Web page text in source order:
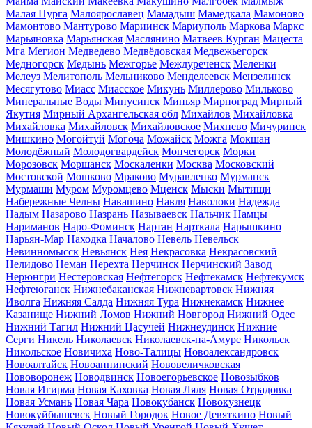
Малая Пурга Малоярославец Мамадыш Мамедкала Мамоново
Мамонтово Мантурово Мариинск Мариуполь Маркова Маркс
Марьяновка Марьянская Маслянино Матвеев Курган Мацеста
Мга Мегион Медведево Медвёдовская Медвежьегорск
Медногорск Медынь Межгорье Междуреченск Меленки
Мелеуз Мелитополь Мельниково Менделеевск Мензелинск
Месягутово Миасс Миасское Микунь Миллерово Мильково
Минеральные Воды Минусинск Миньяр Мирноград Мирный
Якутия Мирный Архангельская обл Михайлов Михайловка
Михайловка Михайловск Михайловское Михнево Мичуринск
Мишкино Могойтуй Могоча Можайск Можга Мокшан
Молодёжный Молодогвардейск Мончегорск Морки
Морозовск Моршанск Москаленки Москва Московский
Мостовской Мошково Мраково Муравленко Мурманск
Мурмаши Муром Муромцево Мценск Мыски Мытищи
Набережные Челны Навашино Навля Наволоки Надежда
Надым Назарово Назрань Называевск Нальчик Намцы
Нариманов Наро-Фоминск Нартан Нарткала Нарышкино
Нарьян-Мар Находка Началово Невель Невельск
Невинномысск Невьянск Нея Некрасовка Некрасовский
Нелидово Неман Нерехта Нерчинск Нерчинский Завод
Нерюнгри Нестеровская Нефтегорск Нефтекамск Нефтекумск
Нефтеюганск Нижнебаканская Нижневартовск Нижняя
Иволга Нижняя Салда Нижняя Тура Нижнекамск Нижнее
Казанище Нижний Ломов Нижний Новгород Нижний Одес
Нижний Тагил Нижний Цасучей Нижнеудинск Нижние
Серги Никель Николаевск Николаевск-на-Амуре Никольск
Никольское Новичиха Ново-Талицы Новоалександровск
Новоалтайск Новоаннинский Нововеличковская
Нововоронеж Новодвинск Новоегорьевское Новозыбков
Новая Игирма Новая Каховка Новая Ляля Новая Отрадовка
Новая Усмань Новая Чара Новокубанск Новокузнецк
Новокуйбышевск Новый Городок Новое Девяткино Новый